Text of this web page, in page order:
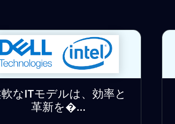
なITモデルは、効率と
革新を�...